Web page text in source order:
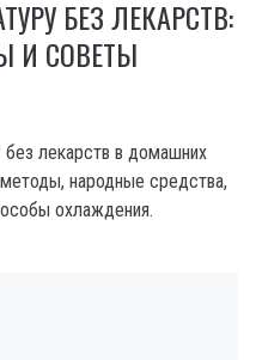
БЕЗ ЛЕКАРСТВ:
И СОВЕТЫ
без лекарств в домашних
народные средства,
охлаждения.